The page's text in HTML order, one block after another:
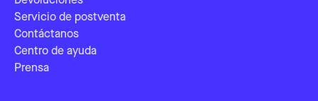
Servicio de postventa
Contáctanos
Centro de ayuda
Prensa